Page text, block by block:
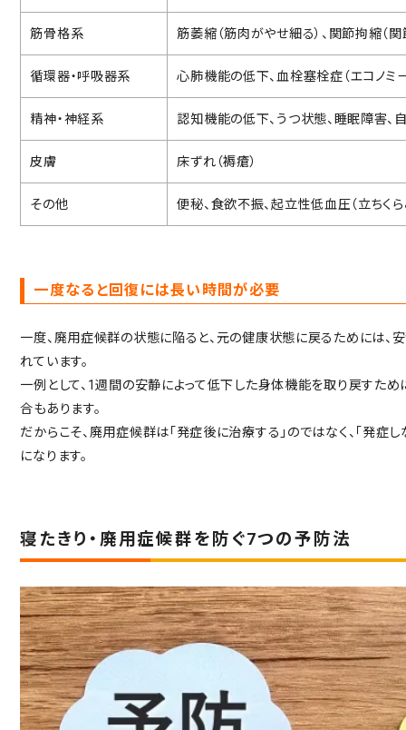
筋骨格系 筋萎縮（筋肉がやせ細る）、関節拘縮（
循環器・呼吸器系 心肺機能の低下、血栓塞栓症（エコノミ
精神・神経系 認知機能の低下、うつ状態、睡眠障害、
皮膚 床ずれ（褥瘡）
その他 便秘、食欲不振、起立性低血圧（立ちくら
一度なると回復には長い時間が必要
一度、廃用症候群の状態に陥ると、元の健康状態に戻るためには、
れています。
一例として、1週間の安静によって低下した身体機能を取り戻すため
合もあります。
だからこそ、廃用症候群は「発症後に治療する」のではなく、「発症
になります。
寝たきり・廃用症候群を防ぐ7つの予防法